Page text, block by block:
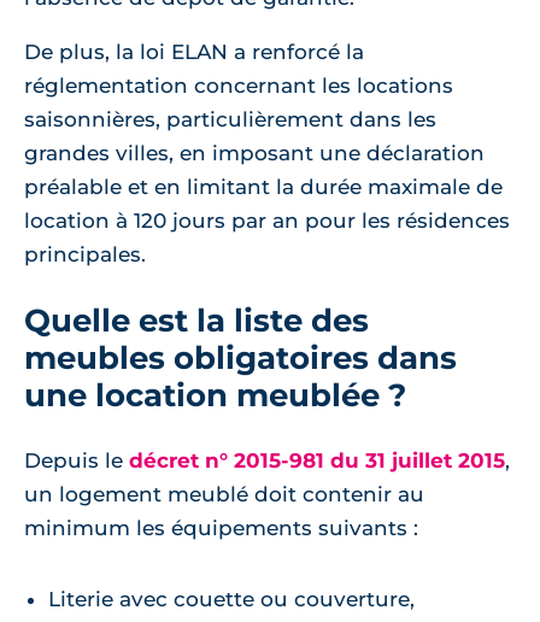
De plus, la loi ELAN a renforcé la
réglementation concernant les locations
saisonnières, particulièrement dans les
grandes villes, en imposant une déclaration
préalable et en limitant la durée maximale de
location à 120 jours par an pour les résidences
principales.
Quelle est la liste des
meubles obligatoires dans
une location meublée ?
Depuis le décret n° 2015-981 du 31 juillet 2015,
un logement meublé doit contenir au
minimum les équipements suivants :
Literie avec couette ou couverture,